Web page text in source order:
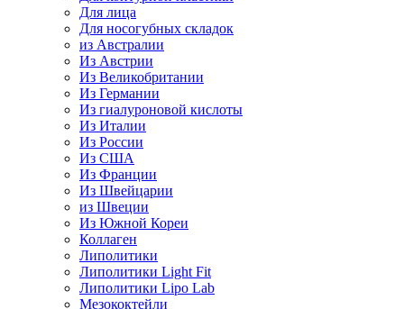
Для лица
Для носогубных складок
из Австралии
Из Австрии
Из Великобритании
Из Германии
Из гиалуроновой кислоты
Из Италии
Из России
Из США
Из Франции
Из Швейцарии
из Швеции
Из Южной Кореи
Коллаген
Липолитики
Липолитики Light Fit
Липолитики Lipo Lab
Мезококтейли